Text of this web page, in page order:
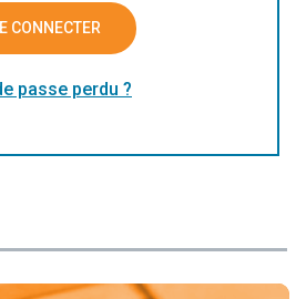
CONNECTER
passe perdu ?